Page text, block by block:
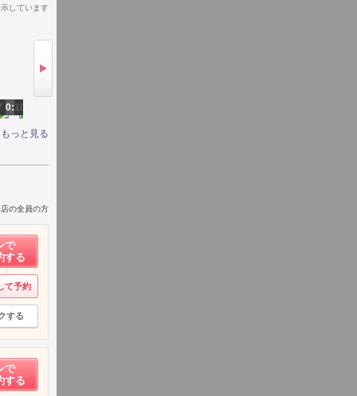
しています
0:10
もっと見る
の全員の方
で
する
て予約
する
で
する